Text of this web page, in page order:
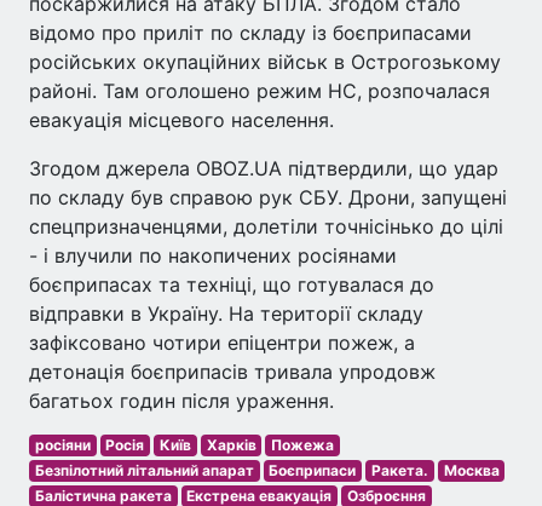
відомо про приліт по складу із боєприпасами
російських окупаційних військ в Острогозькому
районі. Там оголошено режим НС, розпочалася
евакуація місцевого населення.
Згодом джерела OBOZ.UA підтвердили, що удар
по складу був справою рук СБУ. Дрони, запущені
спецпризначенцями, долетіли точнісінько до цілі
- і влучили по накопичених росіянами
боєприпасах та техніці, що готувалася до
відправки в Україну. На території складу
зафіксовано чотири епіцентри пожеж, а
детонація боєприпасів тривала упродовж
багатьох годин після ураження.
росіяни Росія Київ Харків
Пожежа
Безпілотний літальний апарат
Боєприпаси Ракета.
Москва
Балістична ракета
Екстрена евакуація
Озброєння